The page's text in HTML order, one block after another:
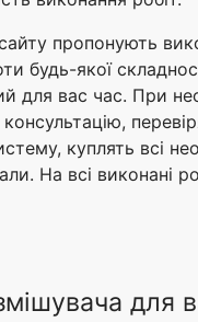
пропонують
будь-якої
для вас час. При
куплять всі
На всі виконані
для